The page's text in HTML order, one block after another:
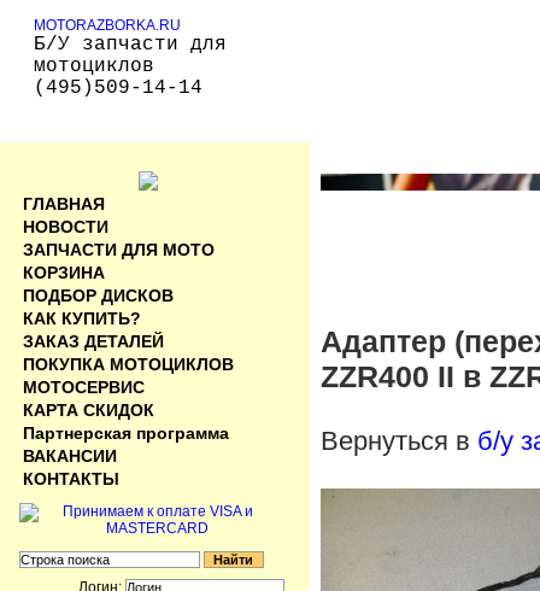
MOTORAZBORKA.RU
Б/У запчасти для
мотоциклов
(495)509-14-14
Адаптер
ZZR400 II в
Вернуться в б/у
ГЛАВНАЯ
НОВОСТИ
ЗАПЧАСТИ ДЛЯ МОТО
КОРЗИНА
ПОДБОР ДИСКОВ
КАК КУПИТЬ?
ЗАКАЗ ДЕТАЛЕЙ
ПОКУПКА МОТОЦИКЛОВ
МОТОСЕРВИС
КАРТА СКИДОК
Партнерская программа
ВАКАНСИИ
КОНТАКТЫ
Логин: